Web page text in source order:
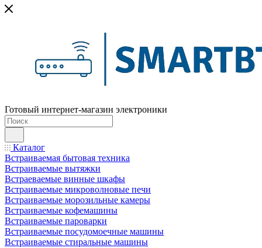
Готовый интернет-магазин электроники
Каталог
Встраиваемая бытовая техника
Встраиваемые вытяжки
Встраеваемые винные шкафы
Встраиваемые микроволновые печи
Встраиваемые морозильные камеры
Встраиваемые кофемашины
Встраиваемые пароварки
Встраиваемые посудомоечные машины
Встраиваемые стиральные машины